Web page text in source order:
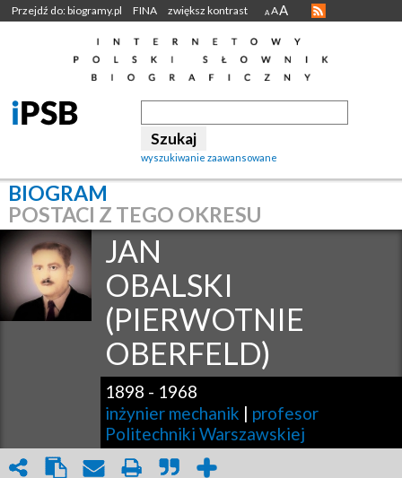
Przejdź do: biogramy.pl FINA zwiększ kontrast A AA
wyszukiwanie zaawansowane
BIOGRAM
POSTACI Z TEGO OKRESU
JAN
OBALSKI
(PIERWOTNIE
OBERFELD)
1898 - 1968
inżynier mechanik | profesor
Politechniki Warszawskiej